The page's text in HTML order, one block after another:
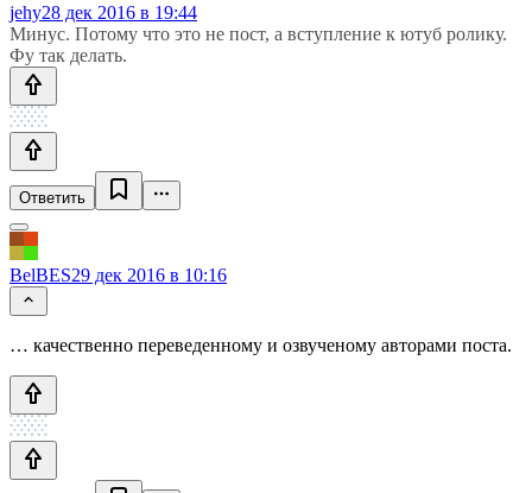
jehy28 дек 2016 в 19:44
Минус. Потому что это не пост, а вступление к ютуб ролику.
Фу так делать.
Ответить
BelBES29 дек 2016 в 10:16
… качественно переведенному и озвученому авторами поста.